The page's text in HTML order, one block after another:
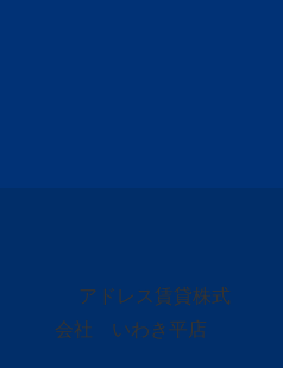
アドレス賃貸株式
会社 いわき平店